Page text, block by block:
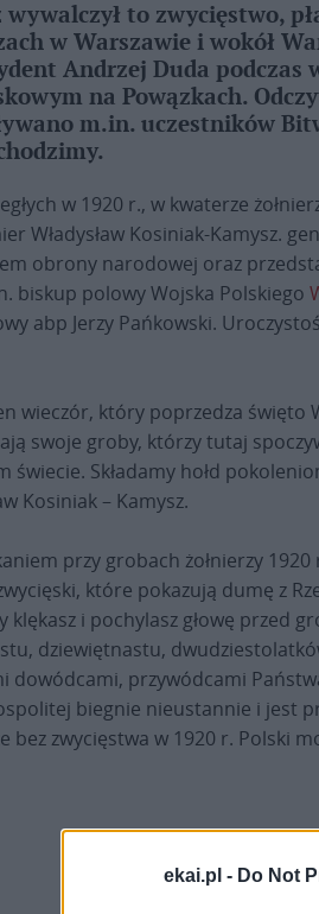
ekai.pl - Do Not
wywalczył to zwycięstwo,
w Warszawie i wokół
Andrzej Duda podczas
na Powązkach.
m.in. uczestników
w 1920 r., w kwaterze
Władysław Kosiniak-Kamysz.
obrony narodowej oraz
biskup polowy Wojska Polskiego
abp Jerzy Pańkowski.
wieczór, który poprzedza święto
swoje groby, którzy tutaj
świecie. Składamy hołd
Kosiniak – Kamysz.
przy grobach żołnierzy
które pokazują dumę z
klękasz i pochylasz głowę przed
dziewiętnastu,
dowódcami, przywódcami
biegnie nieustannie i jest
bez zwycięstwa w 1920 r. Polski